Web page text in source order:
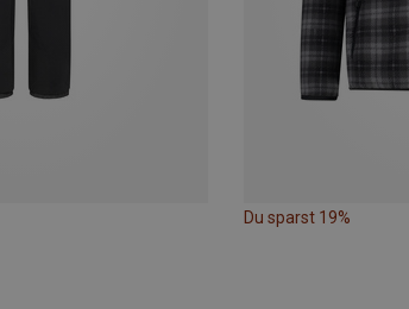
Du sparst 19%